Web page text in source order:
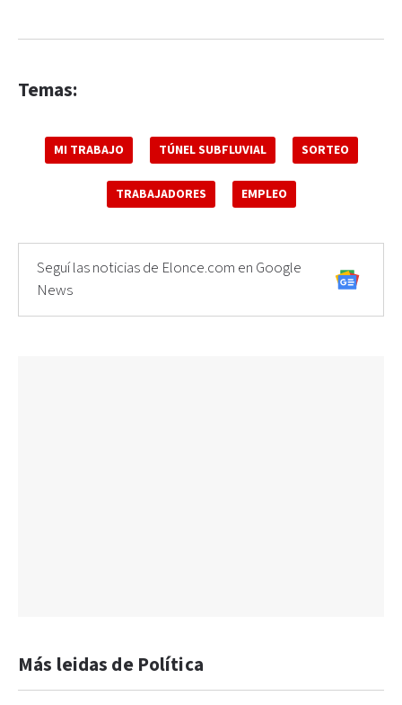
Temas:
MI TRABAJO TÚNEL SUBFLUVIAL SORTEO
TRABAJADORES EMPLEO
Seguí las noticias de Elonce.com en Google
News
Más leidas de Política